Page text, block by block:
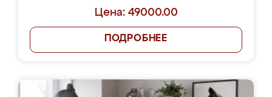
Цена: 49000.00
ПОДРОБНЕЕ